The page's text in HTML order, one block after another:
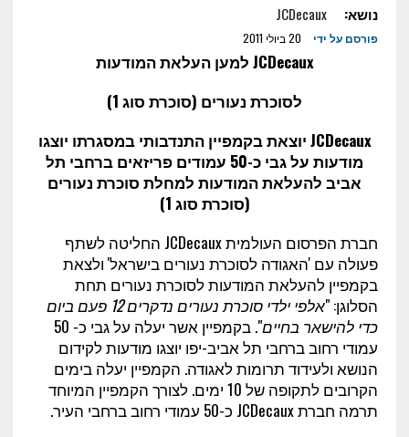
נושא: JCDecaux
פורסם על ידי 20 ביולי 2011
JCDecaux למען העלאת המודעות
לסוכרת נעורים (סוכרת סוג 1)
JCDecaux יוצאת בקמפיין התנדבותי במסגרתו יוצגו
מודעות על גבי כ-50 עמודים פריזאים ברחבי תל
אביב להעלאת המודעות למחלת סוכרת נעורים
(סוכרת סוג 1)
חברת הפרסום העולמית JCDecaux החליטה לשתף
פעולה עם 'האגודה לסוכרת נעורים בישראל' ולצאת
בקמפיין להעלאת המודעות לסוכרת נעורים תחת
הסלוגן: "
אלפי ילדי סוכרת נעורים נדקרים 12 פעם ביום
כדי להישאר בחיים
". בקמפיין אשר יעלה על גבי כ- 50
עמודי רחוב ברחבי תל אביב-יפו יוצגו מודעות לקידום
הנושא ולעידוד תרומות לאגודה. הקמפיין יעלה בימים
הקרובים לתקופה של 10 ימים. לצורך הקמפיין המיוחד
תרמה חברת JCDecaux כ-50 עמודי רחוב ברחבי העיר.